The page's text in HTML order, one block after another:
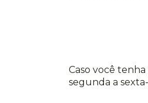
Caso você
segunda a